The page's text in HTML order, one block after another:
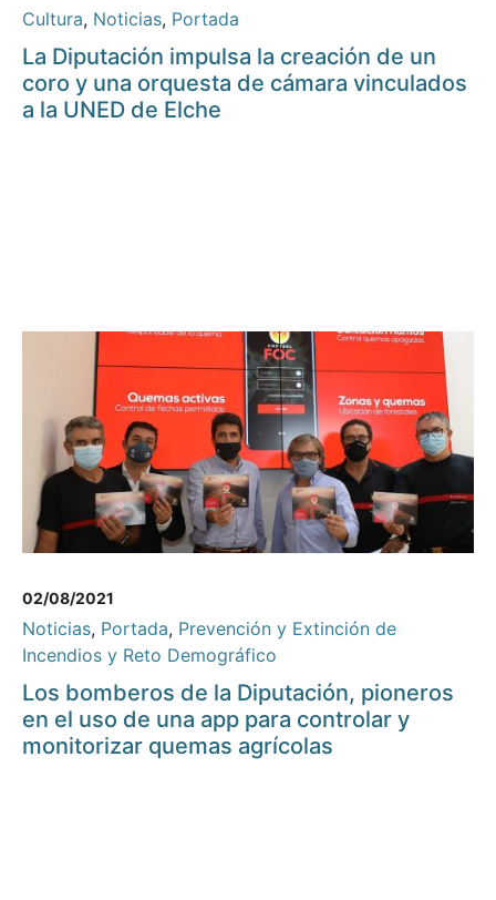
Cultura, Noticias, Portada
La Diputación impulsa la creación de un
coro y una orquesta de cámara vinculados
a la UNED de Elche
02/08/2021
Noticias, Portada, Prevención y Extinción de
Incendios y Reto Demográfico
Los bomberos de la Diputación, pioneros
en el uso de una app para controlar y
monitorizar quemas agrícolas